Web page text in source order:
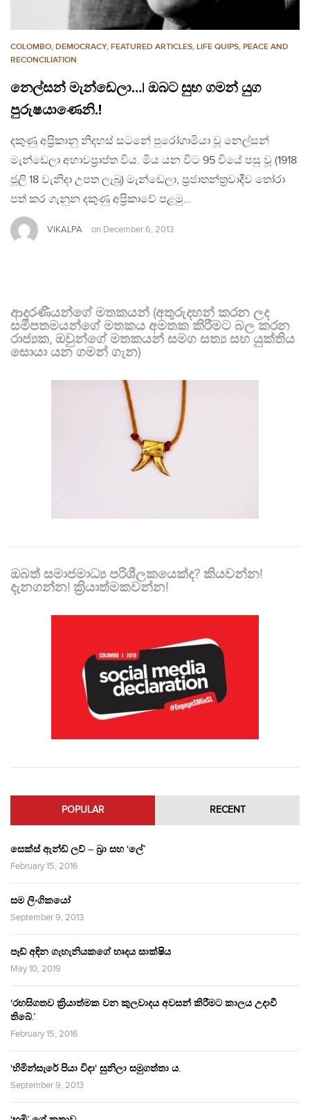
COLOMBO, DEMOCRACY, FEATURED ARTICLES, LIFE QUIPS, PEACE AND
RECONCILIATION
නෙල්සන් මැන්ඩෙලා…| ඔබට සුභ ගමන් යුග
පුරුෂයාණෙනි.!
දකුණු අප්‍රිකානු නිදහස් සටනේ පුරෝගාමියා වූ නෙල්සන්
මැන්ඩෙලා අභාවප්‍රාප්ත විය. මිය යන විට 95 වියේ පසු වූ (1918
ජූලි 18 වැනිදා උපත ලැබූ) මැන්ඩෙලා, ප්‍රජාතන්ත්‍රවාදීව තෝරා
පත් කර ගැනුන දකුණු අප්‍රිකාවේ පළමු…
VIKALPA on December 6, 2013
ආදරණීයන්ගේ මතකයන් (අතුරුදහන් කරන ලද
සමීපතමයන්ගේ මතකය අමතක කිරීමට බල කරන
රාජ්‍යක, ඔවුන්ගේ මතකයන් සමග සත්‍ය සහ යුක්තිය
සොයා යන ගමන් ගැන)
ඔබත් සමාජමාධ්‍ය පරිශීලකයෙක්ද? කියවන්න!
දැනගන්න! ක්‍රියාත්මකවන්න!
POPULAR RECENT
සෙක්ස් ඇන්ඩ් ලව් – බ්‍රා සහ ‘ලේ’
February 15, 2016
සම ලිංගිකයෝ
September 9, 2013
පෑඩ් අඳින ගැහැනියකගේ හෘදය සාක්ෂිය
May 10, 2019
‘රහසිගතව ක්‍රියාත්මක වන කුලවාදය අවසන් කිරීමට කාලය උදාවී
තිබේ.’
February 15, 2016
‘හිමින්සැරේ පියා විදා‘ සුනිලා සමුගත්තා ය.
September 9, 2013